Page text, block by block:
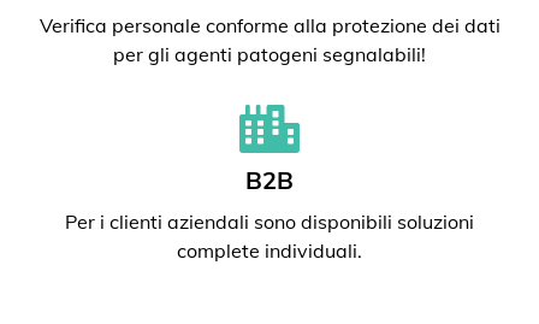
Verifica personale conforme alla protezione dei dati
per gli agenti patogeni segnalabili!
B2B
Per i clienti aziendali sono disponibili soluzioni
complete individuali.